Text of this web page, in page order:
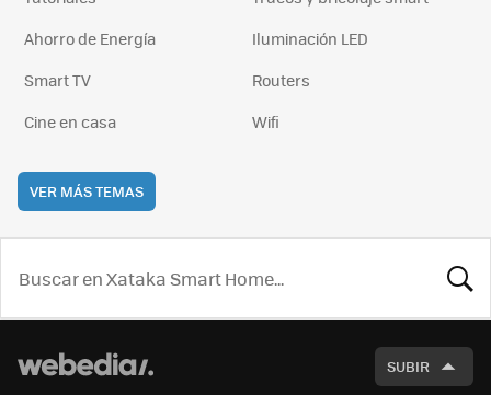
Ahorro de Energía
Iluminación LED
Smart TV
Routers
Cine en casa
Wifi
VER MÁS TEMAS
SUBIR